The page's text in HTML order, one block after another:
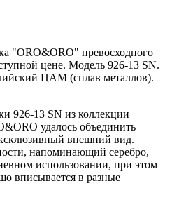
"ORO&ORO" превосходного
цене. Модель 926-13 SN.
ЦАМ (сплав металлов).
926-13 SN из коллекции
удалось объединить
внешний вид.
напоминающий серебро,
использовании, при этом
вписывается в разные